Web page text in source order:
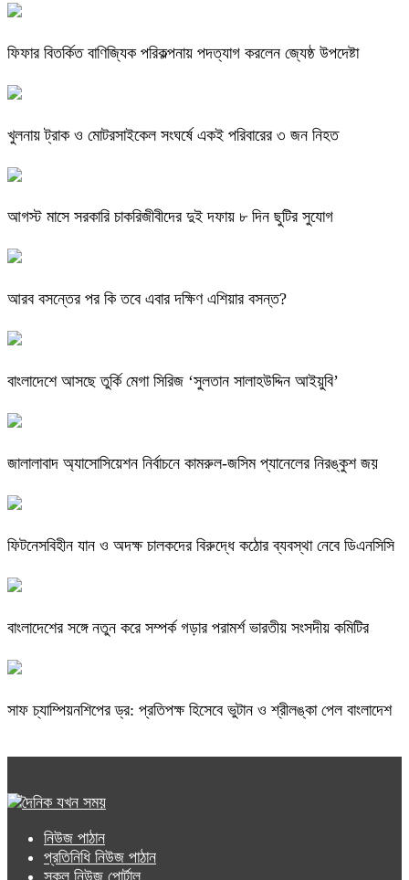
ফিফার বিতর্কিত বাণিজ্যিক পরিকল্পনায় পদত্যাগ করলেন জ্যেষ্ঠ উপদেষ্টা
খুলনায় ট্রাক ও মোটরসাইকেল সংঘর্ষে একই পরিবারের ৩ জন নিহত
আগস্ট মাসে সরকারি চাকরিজীবীদের দুই দফায় ৮ দিন ছুটির সুযোগ
আরব বসন্তের পর কি তবে এবার দক্ষিণ এশিয়ার বসন্ত?
বাংলাদেশে আসছে তুর্কি মেগা সিরিজ ‘সুলতান সালাহউদ্দিন আইয়ুবি’
জালালাবাদ অ্যাসোসিয়েশন নির্বাচনে কামরুল-জসিম প্যানেলের নিরঙ্কুশ জয়
ফিটনেসবিহীন যান ও অদক্ষ চালকদের বিরুদ্ধে কঠোর ব্যবস্থা নেবে ডিএনসিসি
বাংলাদেশের সঙ্গে নতুন করে সম্পর্ক গড়ার পরামর্শ ভারতীয় সংসদীয় কমিটির
সাফ চ্যাম্পিয়নশিপের ড্র: প্রতিপক্ষ হিসেবে ভুটান ও শ্রীলঙ্কা পেল বাংলাদেশ
নিউজ পাঠান
প্রতিনিধি নিউজ পাঠান
সকল নিউজ পোর্টাল